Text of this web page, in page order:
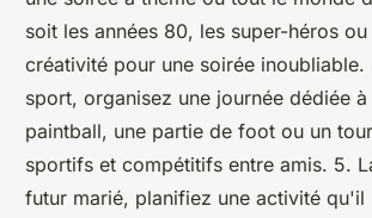
soit les années 80, les super-héros
créativité pour une soirée
sport, organisez une journée dédiée
paintball, une partie de foot ou un
sportifs et compétitifs entre amis. 5.
futur marié, planifiez une activité